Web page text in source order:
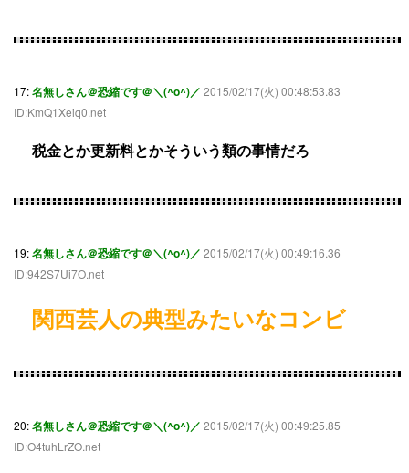
17:名無しさん＠恐縮です＠＼(^o^)／ 2015/02/17(火) 00:48:53.83
ID:KmQ1Xeiq0.net
税金とか更新料とかそういう類の事情だろ
19:名無しさん＠恐縮です＠＼(^o^)／ 2015/02/17(火) 00:49:16.36
ID:942S7Ui7O.net
関西芸人の典型みたいなコンビ
20:名無しさん＠恐縮です＠＼(^o^)／ 2015/02/17(火) 00:49:25.85
ID:O4tuhLrZO.net